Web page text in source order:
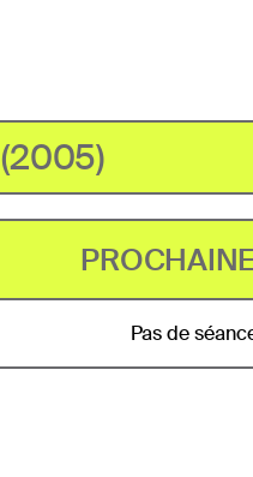
(2005)
Pas de